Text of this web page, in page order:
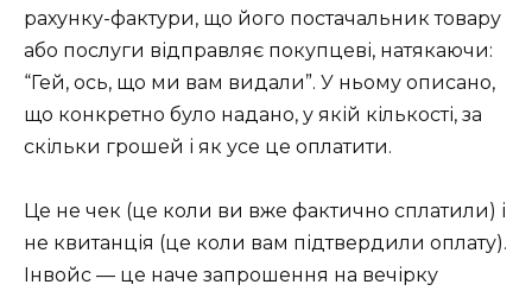
рахунку-фактури, що його постачальник товару
або послуги відправляє покупцеві, натякаючи:
“Гей, ось, що ми вам видали”. У ньому описано,
що конкретно було надано, у якій кількості, за
скільки грошей і як усе це оплатити.
Це не чек (це коли ви вже фактично сплатили) і
не квитанція (це коли вам підтвердили оплату).
Інвойс — це наче запрошення на вечірку